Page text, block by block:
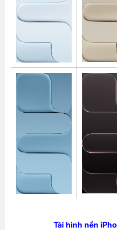
Tải hình nền